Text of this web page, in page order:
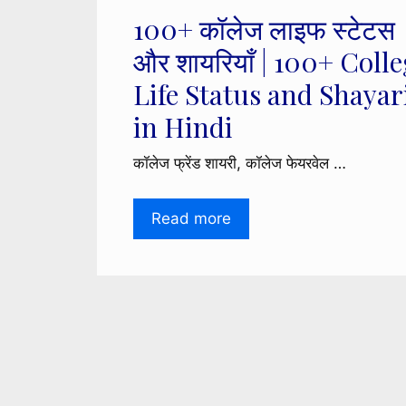
100+ कॉलेज लाइफ स्टेटस
और शायरियाँ | 100+
Life Status and
in Hindi
कॉलेज फ्रेंड शायरी, कॉलेज फेयरवेल …
Read more